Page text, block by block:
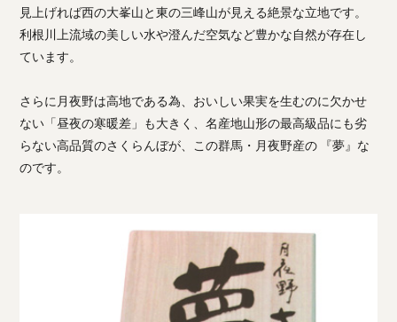
見上げれば西の大峯山と東の三峰山が見える絶景な立地です。
利根川上流域の美しい水や澄んだ空気など豊かな自然が存在し
ています。
さらに月夜野は高地である為、おいしい果実を生むのに欠かせ
ない「昼夜の寒暖差」も大きく、名産地山形の最高級品にも劣
らない高品質のさくらんぼが、この群馬・月夜野産の 『夢』な
のです。